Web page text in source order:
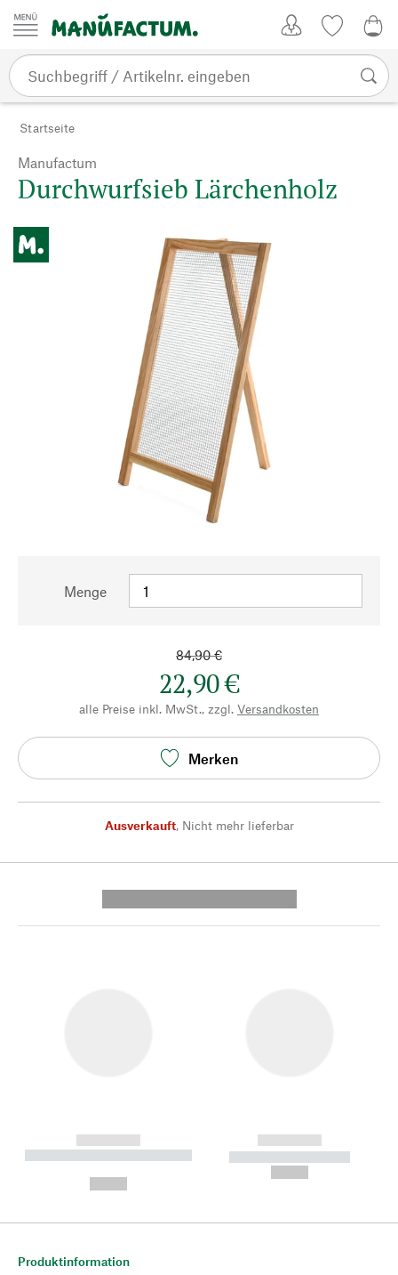
Zum Inhalt springen
Startseite
Manufactum
Durchwurfsieb Lärchenholz
Menge
84,90 €
22,90 €
alle Preise inkl. MwSt., zzgl. Versandkosten
Merken
Ausverkauft, Nicht mehr lieferbar
------------
----------- ----------- --------
------------
----------- -----------
Produktinformation